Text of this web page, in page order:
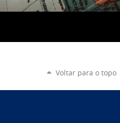
Voltar para o topo